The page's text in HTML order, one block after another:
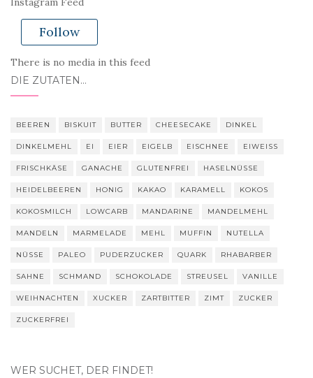
Follow
There is no media in this feed
DIE ZUTATEN…
BEEREN BISKUIT BUTTER CHEESECAKE DINKEL
DINKELMEHL EI EIER EIGELB EISCHNEE EIWEISS
FRISCHKÄSE GANACHE GLUTENFREI HASELNÜSSE
HEIDELBEEREN HONIG KAKAO KARAMELL KOKOS
KOKOSMILCH LOWCARB MANDARINE MANDELMEHL
MANDELN MARMELADE MEHL MUFFIN NUTELLA
NÜSSE PALEO PUDERZUCKER QUARK RHABARBER
SAHNE SCHMAND SCHOKOLADE STREUSEL VANILLE
WEIHNACHTEN XUCKER ZARTBITTER ZIMT ZUCKER
ZUCKERFREI
WER SUCHET, DER FINDET!